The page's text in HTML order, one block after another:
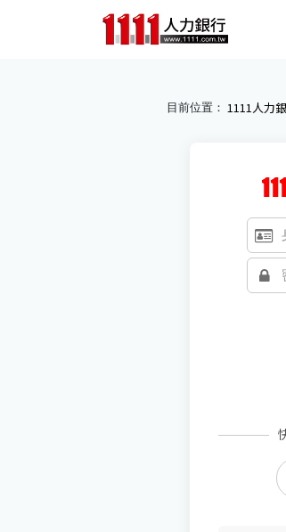
目前位置： 1111人力